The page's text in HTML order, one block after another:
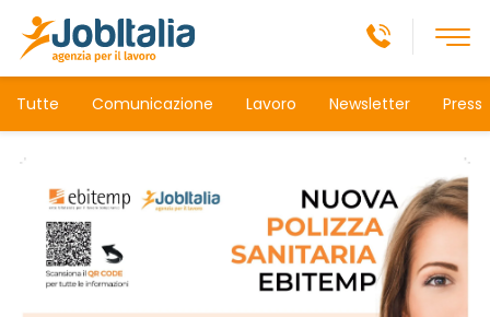
Tutte Comunicazione Lavoro Newsletter Press